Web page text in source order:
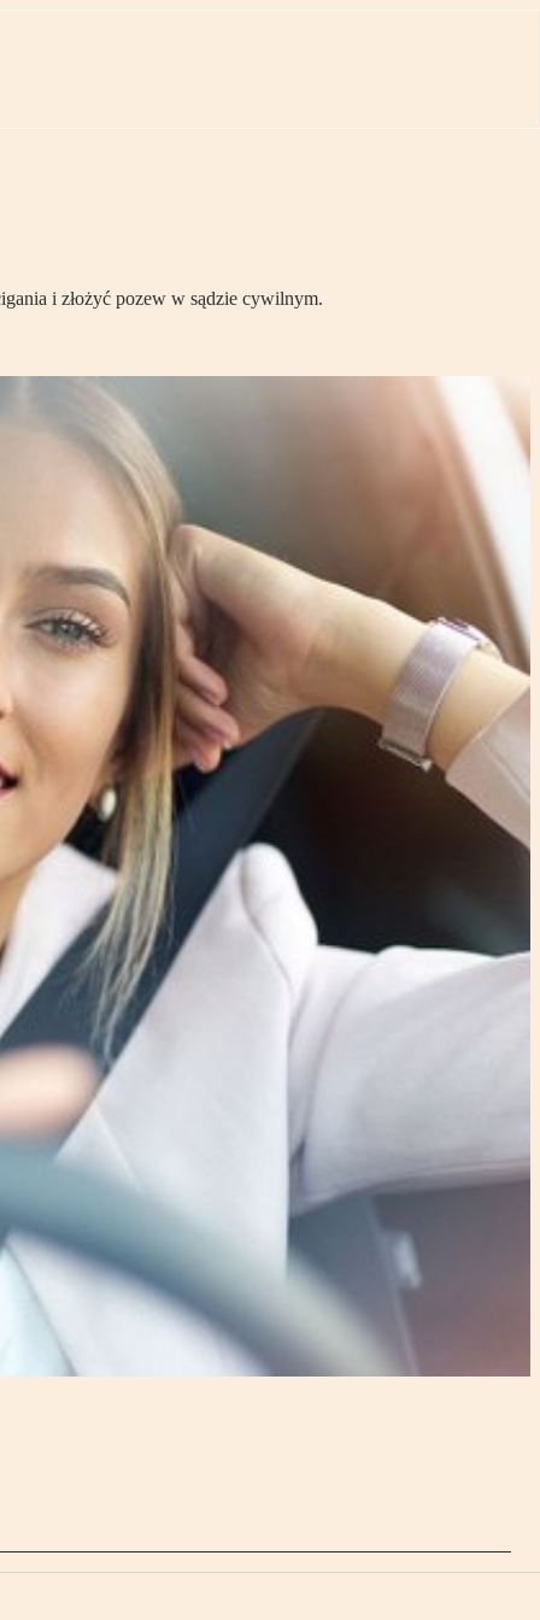
i złożyć pozew w sądzie cywilnym.